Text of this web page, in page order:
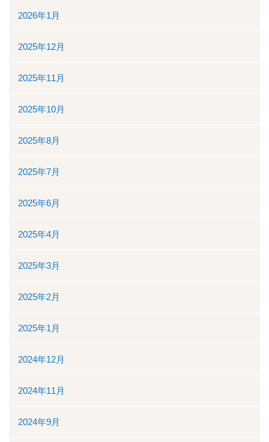
緩和ケア病床
地域包括ケア病棟
面会時間について
身体的拘束最小化のための方針
部門について
消化器センター
2026年1月
2025年12月
2025年11月
2025年10月
2025年8月
2025年7月
2025年6月
2025年4月
2025年3月
2025年2月
2025年1月
2024年12月
2024年11月
2024年9月